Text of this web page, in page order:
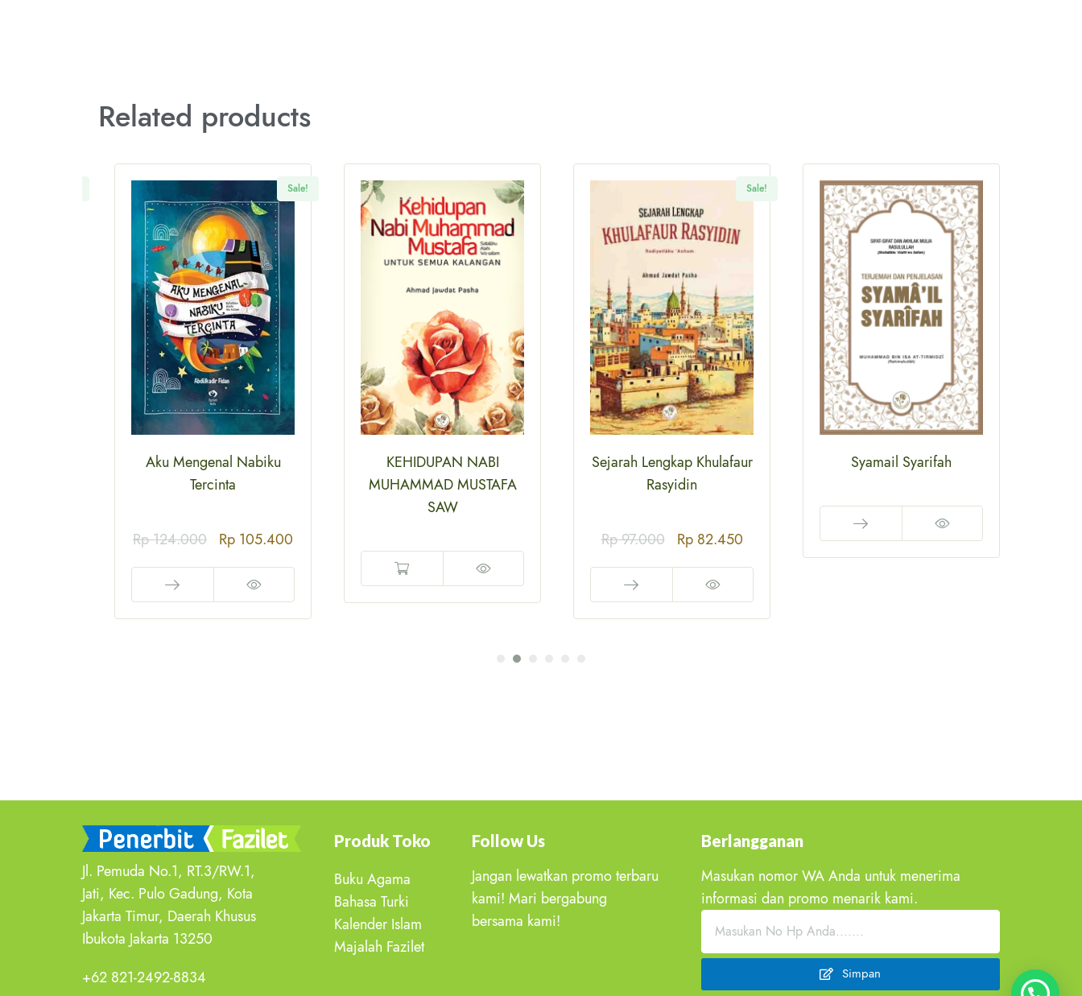
Related products
Sale!
Aku Mengenal Nabiku
Tercinta
Rp124.000 Rp 105.400
KEHIDUPAN NABI
MUHAMMAD MUSTAFA
SAW
Sale!
Sejarah Lengkap Khulafaur
Rasyidin
Rp97.000 Rp82.450
Syamail Syarifah
Jl. Pemuda No.1, RT.3/RW.1,
Jati, Kec. Pulo Gadung, Kota
Jakarta Timur, Daerah Khusus
Ibukota Jakarta 13250
+62 821-2492-8834
Produk Toko
Buku Agama
Bahasa Turki
Kalender Islam
Majalah Fazilet
Follow Us
Jangan lewatkan promo terbaru
kami! Mari bergabung
bersama kami!
Berlangganan
Masukan nomor WA Anda untuk menerima
informasi dan promo menarik kami.
Simpan